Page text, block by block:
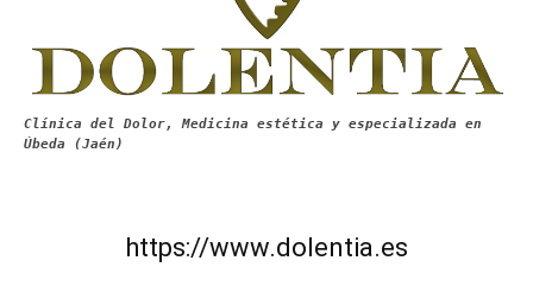
Clínica del Dolor, Medicina estética y especializada en
Úbeda (Jaén)
https://www.dolentia.es